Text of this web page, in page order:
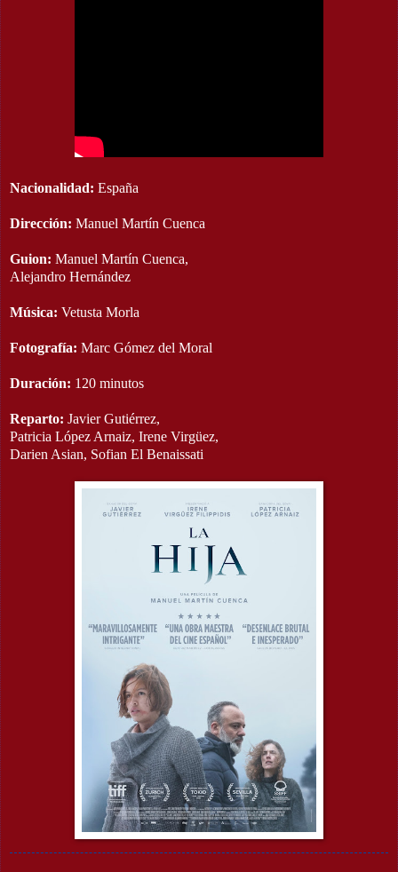
Nacionalidad: España
Dirección: Manuel Martín Cuenca
Guion: Manuel Martín Cuenca,
Alejandro Hernández
Música: Vetusta Morla
Fotografía: Marc Gómez del Moral
Duración: 120 minutos
Reparto: Javier Gutiérrez,
Patricia López Arnaiz, Irene Virgüez,
Darien Asian, Sofian El Benaissati